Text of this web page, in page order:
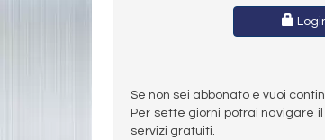
Se non sei abbonato e vuoi
Per sette giorni potrai navigare
servizi gratuiti.